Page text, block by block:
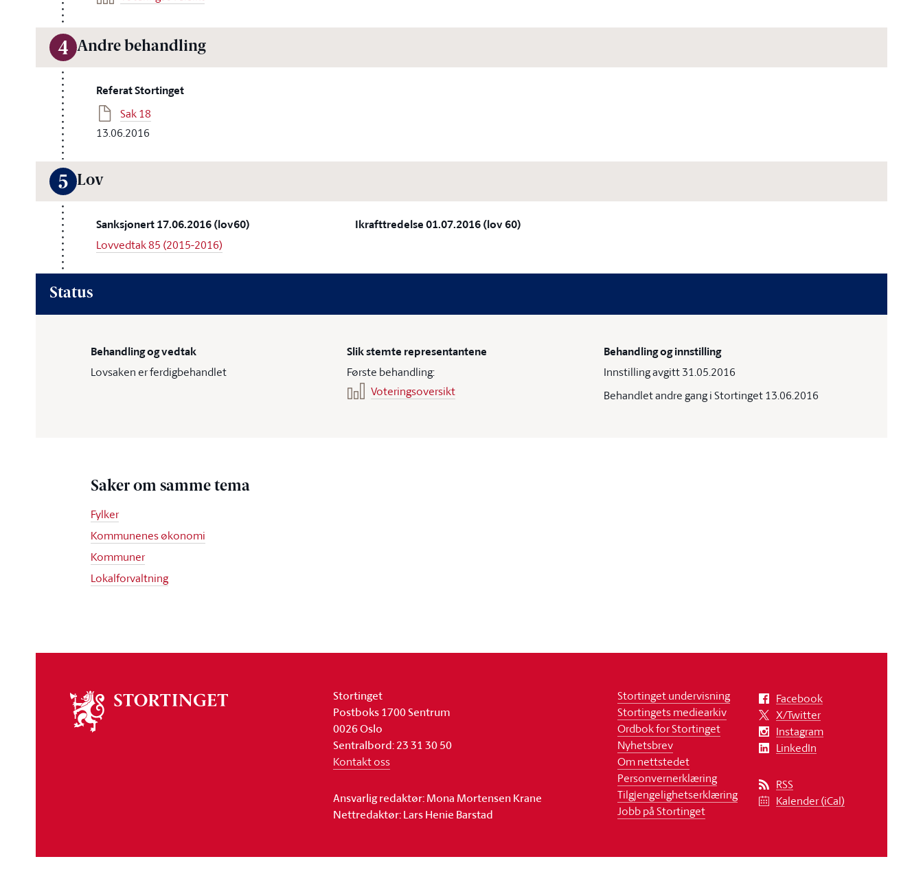
4 Andre behandling
Referat Stortinget
Sak 18
13.06.2016
5 Lov
Sanksjonert 17.06.2016 (lov60)
Lovvedtak 85 (2015-2016)
Ikrafttredelse 01.07.2016 (lov 60)
Status
Behandling og vedtak
Lovsaken er ferdigbehandlet
Slik stemte representantene
Første behandling:
Voteringsoversikt
Behandling og innstilling
Innstilling avgitt 31.05.2016
Behandlet andre gang i Stortinget 13.06.2016
Saker om samme tema
Fylker
Kommunenes økonomi
Kommuner
Lokalforvaltning
stortinget
Stortinget
Postboks 1700 Sentrum
0026 Oslo
Sentralbord: 23 31 30 50
Kontakt oss
Ansvarlig redaktør: Mona Mortensen Krane
Nettredaktør: Lars Henie Barstad
Stortinget undervisning
Stortingets mediearkiv
Ordbok for Stortinget
Nyhetsbrev
Om nettstedet
Personvernerklæring
Tilgjengelighetserklæring
Jobb på Stortinget
Facebook
X/Twitter
Instagram
LinkedIn
RSS
Kalender (iCal)